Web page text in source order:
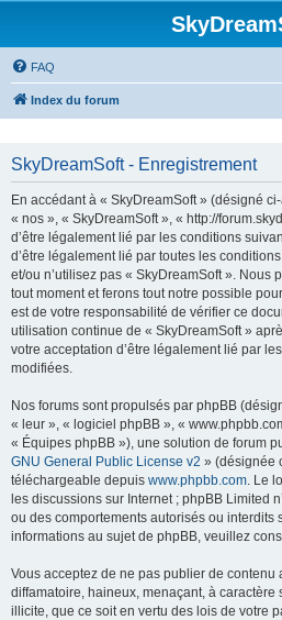
FAQ
Index du forum
SkyDreamSoft - Enregistrement
En accédant à « SkyDreamSoft » (désigné
« nos », « SkyDreamSoft », « http://
d’être légalement lié par les conditions
d’être légalement lié par toutes les
et/ou n’utilisez pas « SkyDreamSoft ». Nous
tout moment et ferons tout notre possible
est de votre responsabilité de vérifier ce
utilisation continue de « SkyDreamSoft »
votre acceptation d’être légalement lié par
modifiées.
Nos forums sont propulsés par phpBB
« leur », « logiciel phpBB », «
« Équipes phpBB »), une solution de forum
GNU General Public License v2 » (désignée
téléchargeable depuis www.phpbb.com. Le
les discussions sur Internet ; phpBB Limited
ou des comportements autorisés ou interdits
informations au sujet de phpBB, veuillez
Vous acceptez de ne pas publier de contenu
diffamatoire, haineux, menaçant, à caractère
illicite, que ce soit en vertu des lois de votre